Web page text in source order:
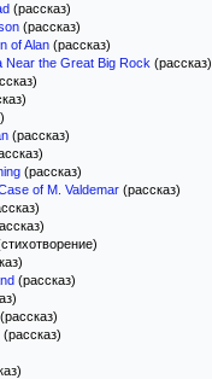
(рассказ)
(рассказ)
of Alan (рассказ)
Near the Great Big Rock (рассказ)
(рассказ)
(рассказ)
of M. Valdemar (рассказ)
(рассказ)
(рассказ)
(рассказ)